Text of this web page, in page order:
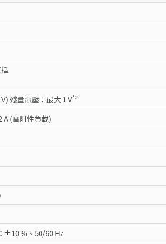
殘量電壓：最大 1 V*2
A (電阻性負載)
±10 %、50/60 Hz